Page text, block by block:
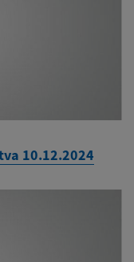
10.12.2024